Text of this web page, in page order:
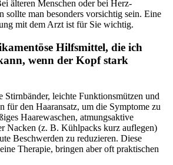
älteren Menschen ⁢oder ‌bei Herz-
sollte man ‌besonders vorsichtig sein. Eine⁣
mit dem Arzt ist für‌ Sie wichtig.
Hilfsmittel, die​ ich
wenn der Kopf stark
Stirnbänder, leichte​ Funktionsmützen und
für den​ Haaransatz, um ⁣die Symptome zu
Haarewaschen, atmungsaktive‌
Nacken (z. B. Kühlpacks kurz auflegen)
Beschwerden zu reduzieren. Diese
Therapie, bringen aber oft praktischen